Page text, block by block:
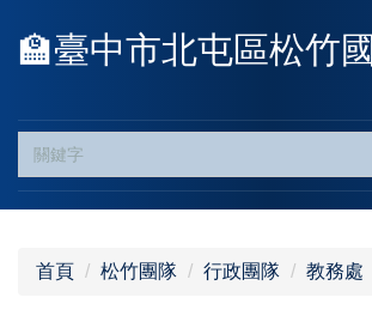
到
內
區
🏫臺中市北屯區松竹
首頁 松竹團隊 行政團隊 教務處